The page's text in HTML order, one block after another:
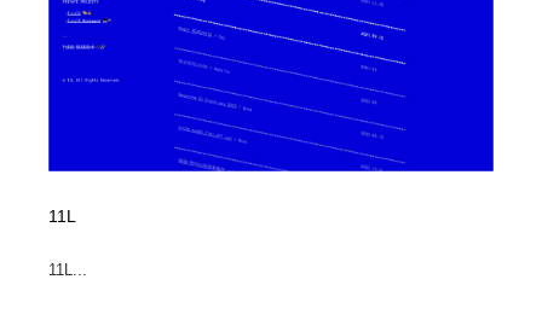
11L
11L...